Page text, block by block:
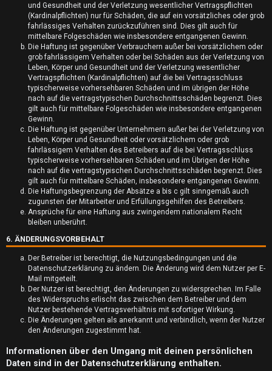
n
h
und Gesundheit und der Verletzung wesentlicher Vertragspflichten
(Kardinalpflichten) nur für Schäden, die auf ein vorsätzliches oder grob
fahrlässiges Verhalten zurückzuführen sind. Dies gilt auch für
mittelbare Folgeschäden wie insbesondere entgangenen Gewinn.
Die Haftung ist gegenüber Verbrauchern außer bei vorsätzlichem oder
grob fahrlässigem Verhalten oder bei Schäden aus der Verletzung von
Leben, Körper und Gesundheit und der Verletzung wesentlicher
Vertragspflichten (Kardinalpflichten) auf die bei Vertragsschluss
typischerweise vorhersehbaren Schäden und im übrigen der Höhe
nach auf die vertragstypischen Durchschnittsschäden begrenzt. Dies
gilt auch für mittelbare Folgeschäden wie insbesondere entgangenen
Gewinn.
Die Haftung ist gegenüber Unternehmern außer bei der Verletzung von
Leben, Körper und Gesundheit oder vorsätzlichem oder grob
fahrlässigem Verhalten des Betreibers auf die bei Vertragsschluss
typischerweise vorhersehbaren Schäden und im Übrigen der Höhe
nach auf die vertragstypischen Durchschnittsschäden begrenzt. Dies
gilt auch für mittelbare Schäden, insbesondere entgangenen Gewinn.
Die Haftungsbegrenzung der Absätze a bis c gilt sinngemäß auch
zugunsten der Mitarbeiter und Erfüllungsgehilfen des Betreibers.
Ansprüche für eine Haftung aus zwingendem nationalem Recht
bleiben unberührt.
6. ÄNDERUNGSVORBEHALT
Der Betreiber ist berechtigt, die Nutzungsbedingungen und die
Datenschutzerklärung zu ändern. Die Änderung wird dem Nutzer per E-
Mail mitgeteilt.
Der Nutzer ist berechtigt, den Änderungen zu widersprechen. Im Falle
des Widerspruchs erlischt das zwischen dem Betreiber und dem
Nutzer bestehende Vertragsverhältnis mit sofortiger Wirkung.
Die Änderungen gelten als anerkannt und verbindlich, wenn der Nutzer
den Änderungen zugestimmt hat.
Informationen über den Umgang mit deinen persönlichen
Daten sind in der Datenschutzerklärung enthalten.